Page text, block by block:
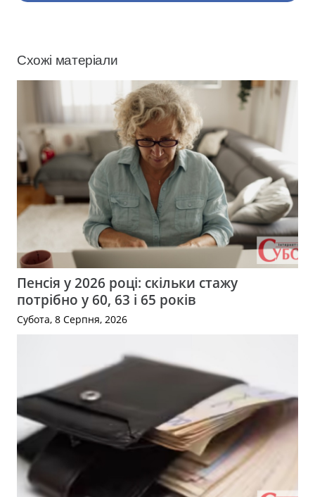
Схожі матеріали
Пенсія у 2026 році: скільки стажу
потрібно у 60, 63 і 65 років
Субота, 8 Серпня, 2026